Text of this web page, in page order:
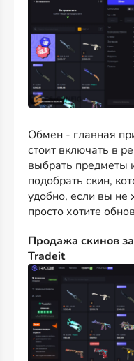
Обмен - главная
стоит включать в
выбрать предметы
подобрать скин,
удобно, если вы не
просто хотите
Продажа скинов
Tradeit